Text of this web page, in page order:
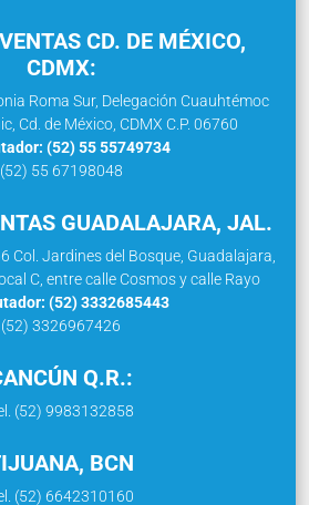
CD. DE MÉXICO,
CDMX:
Roma Sur, Delegación Cuauhtémoc
Cd. de México, CDMX C.P. 06760
(52) 55 55749734
(52) 55 67198048
GUADALAJARA, JAL.
Col. Jardines del Bosque, Guadalajara,
C, entre calle Cosmos y calle Rayo
(52) 3332685443
(52) 3326967426
Q.R.:
(52) 9983132858
BCN
(52) 6642310160